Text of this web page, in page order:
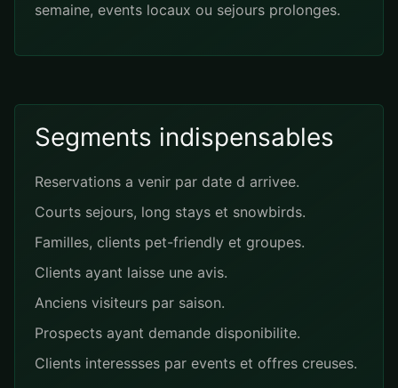
semaine, events locaux ou sejours prolonges.
Segments indispensables
Reservations a venir par date d arrivee.
Courts sejours, long stays et snowbirds.
Familles, clients pet-friendly et groupes.
Clients ayant laisse une avis.
Anciens visiteurs par saison.
Prospects ayant demande disponibilite.
Clients interessses par events et offres creuses.